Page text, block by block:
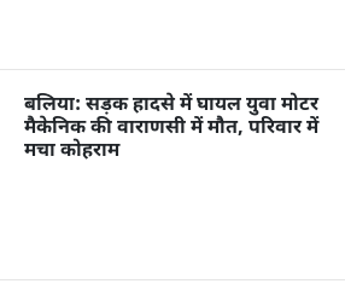
बलिया: सड़क हादसे में घायल युवा मोटर
मैकेनिक की वाराणसी में मौत, परिवार में
मचा कोहराम